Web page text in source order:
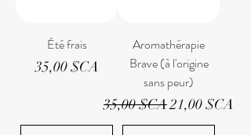
Été frais
Prix
35,00 $CA
Aromathérapie
Brave (à l'origine
sans peur)
Prix original
35,00 $CAPrix
21,00 $CA